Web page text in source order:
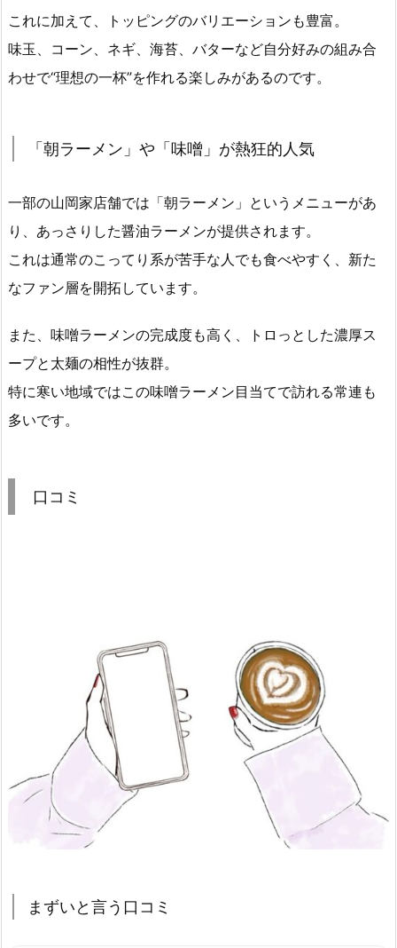
これに加えて、トッピングのバリエーションも豊富。
味玉、コーン、ネギ、海苔、バターなど自分好みの組み合
わせで“理想の一杯”を作れる楽しみがあるのです。
「朝ラーメン」や「味噌」が熱狂的人気
一部の山岡家店舗では「朝ラーメン」というメニューがあ
り、あっさりした醤油ラーメンが提供されます。
これは通常のこってり系が苦手な人でも食べやすく、新た
なファン層を開拓しています。
また、味噌ラーメンの完成度も高く、トロっとした濃厚ス
ープと太麺の相性が抜群。
特に寒い地域ではこの味噌ラーメン目当てで訪れる常連も
多いです。
口コミ
まずいと言う口コミ